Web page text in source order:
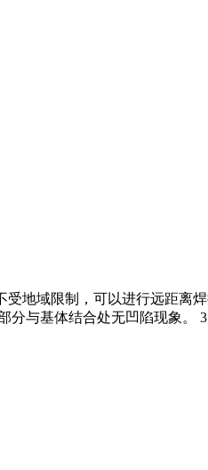
地域限制，可以进行远距离
与基体结合处无凹陷现象。